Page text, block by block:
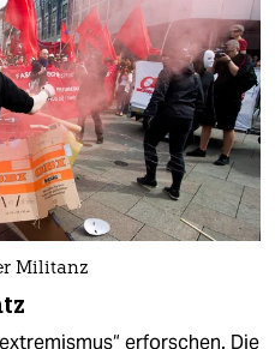
Militanz
erforschen. Die